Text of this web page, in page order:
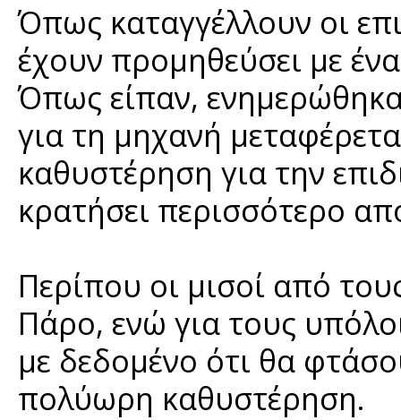
Όπως καταγγέλλουν οι
έχουν προμηθεύσει με
Όπως είπαν,
για τη μηχανή
καθυστέρηση για την
κρατήσει περισσότερο
Περίπου οι μισοί από
Πάρο, ενώ για τους
με δεδομένο ότι θα
πολύωρη καθυστέρηση.